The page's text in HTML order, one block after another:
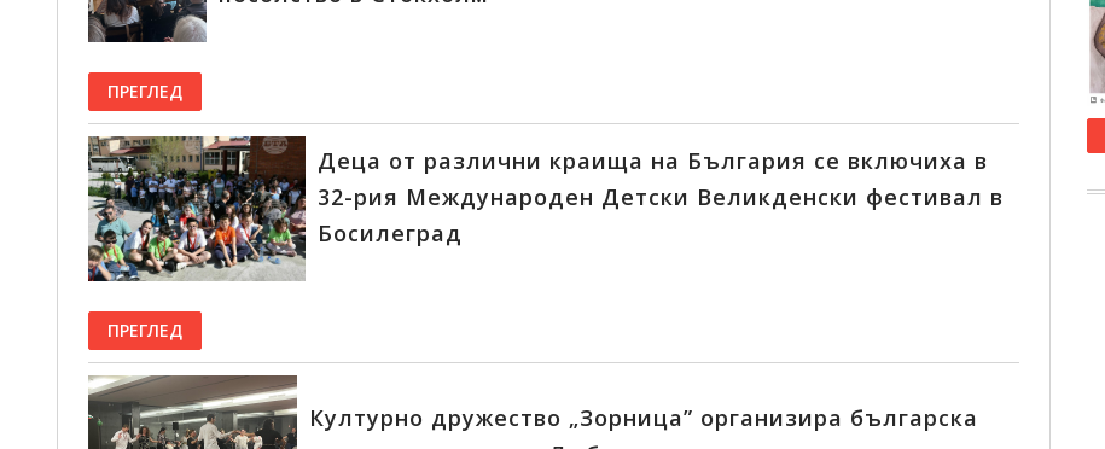
ПРЕГЛЕД
Деца от различни краища на България се включиха в
32-рия Международен Детски Великденски фестивал в
Босилеград
ПРЕГЛЕД
Културно дружество „Зорница” организира българска